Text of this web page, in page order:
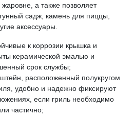
а также позволяет
садж, камень для пиццы,
аксессуары.
к коррозии крышка и
керамической эмалью и
срок службы;
расположенный полукругом
удобно и надежно фиксируют
если гриль необходимо
частично;